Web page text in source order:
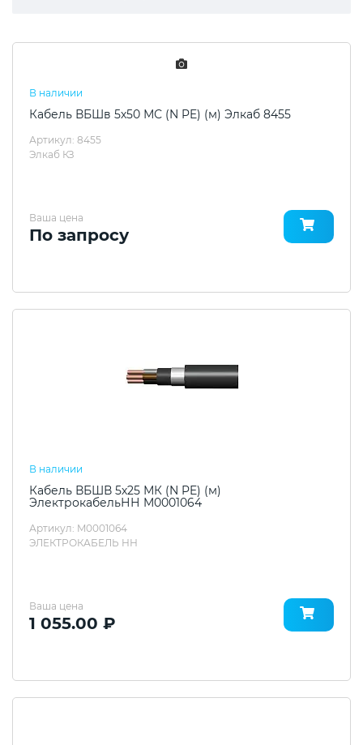
В наличии
Кабель ВБШв 5х50 МС (N PE) (м) Элкаб 8455
Артикул: 8455
Элкаб КЗ
Ваша цена
По запросу
В наличии
Кабель ВБШВ 5х25 МК (N PE) (м)
ЭлектрокабельНН M0001064
Артикул: M0001064
ЭЛЕКТРОКАБЕЛЬ НН
Ваша цена
1 055.00 ₽